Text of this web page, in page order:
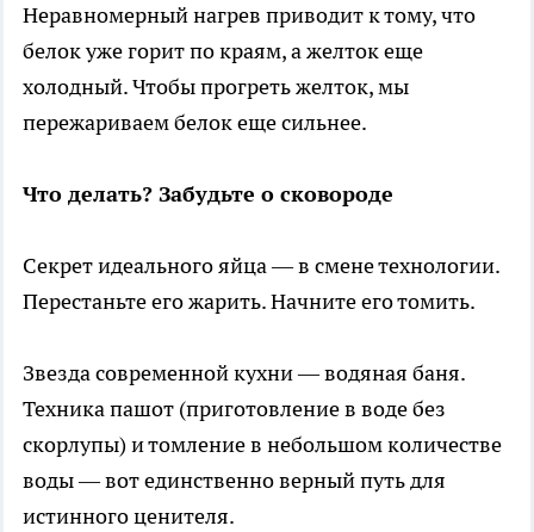
Неравномерный нагрев приводит к тому, что
белок уже горит по краям, а желток еще
холодный. Чтобы прогреть желток, мы
пережариваем белок еще сильнее.
Что делать? Забудьте о сковороде
Секрет идеального яйца — в смене технологии.
Перестаньте его жарить. Начните его томить.
Звезда современной кухни — водяная баня.
Техника пашот (приготовление в воде без
скорлупы) и томление в небольшом количестве
воды — вот единственно верный путь для
истинного ценителя.